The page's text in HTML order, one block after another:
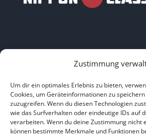
Zustimmung
Um dir ein optimales Erlebnis zu bieten,
Cookies, um Geräteinformationen zu
zuzugreifen. Wenn du diesen Technologien
wie das Surfverhalten oder eindeutige IDs auf
verarbeiten. Wenn du deine Zustimmung nicht
können bestimmte Merkmale und Funktionen
HOME|ÜBER UNS|IMPRESSUM |
BILDNACHWEISE